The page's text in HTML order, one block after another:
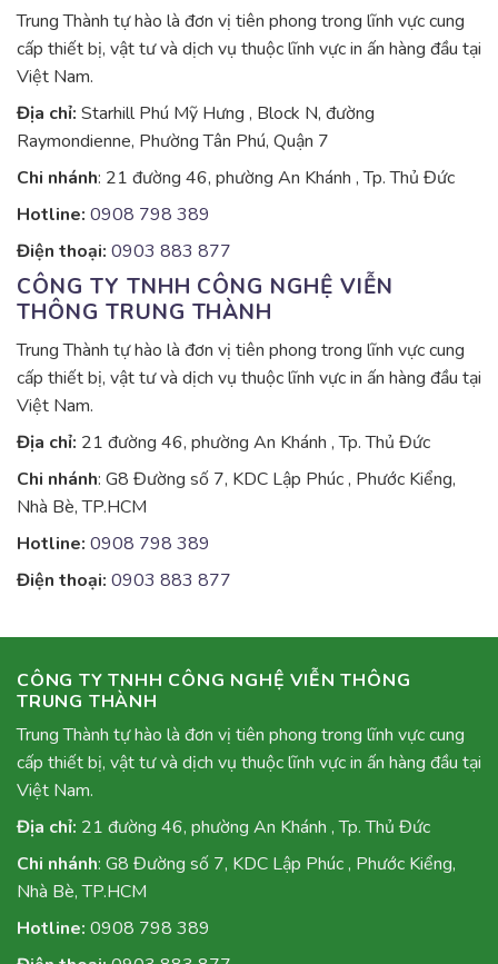
Trung Thành tự hào là đơn vị tiên phong trong lĩnh vực cung
cấp thiết bị, vật tư và dịch vụ thuộc lĩnh vực in ấn hàng đầu tại
Việt Nam.
Địa chỉ: Starhill Phú Mỹ Hưng , Block N, đường
Raymondienne, Phường Tân Phú, Quận 7
Chi nhánh: 21 đường 46, phường An Khánh , Tp. Thủ Đức
Hotline: 0908 798 389
Điện thoại: 0903 883 877
CÔNG TY TNHH CÔNG NGHỆ VIỄN
THÔNG TRUNG THÀNH
Trung Thành tự hào là đơn vị tiên phong trong lĩnh vực cung
cấp thiết bị, vật tư và dịch vụ thuộc lĩnh vực in ấn hàng đầu tại
Việt Nam.
Địa chỉ: 21 đường 46, phường An Khánh , Tp. Thủ Đức
Chi nhánh: G8 Đường số 7, KDC Lập Phúc , Phước Kiểng,
Nhà Bè, TP.HCM
Hotline: 0908 798 389
Điện thoại: 0903 883 877
CÔNG TY TNHH CÔNG NGHỆ VIỄN THÔNG
TRUNG THÀNH
Trung Thành tự hào là đơn vị tiên phong trong lĩnh vực cung
cấp thiết bị, vật tư và dịch vụ thuộc lĩnh vực in ấn hàng đầu tại
Việt Nam.
Địa chỉ: 21 đường 46, phường An Khánh , Tp. Thủ Đức
Chi nhánh: G8 Đường số 7, KDC Lập Phúc , Phước Kiểng,
Nhà Bè, TP.HCM
Hotline: 0908 798 389